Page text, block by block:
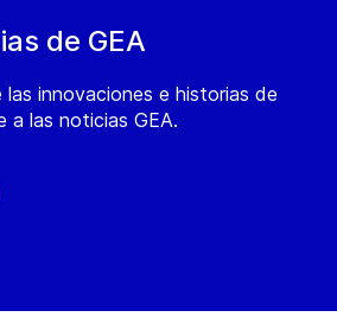
de GEA
innovaciones e historias de
a las noticias GEA.